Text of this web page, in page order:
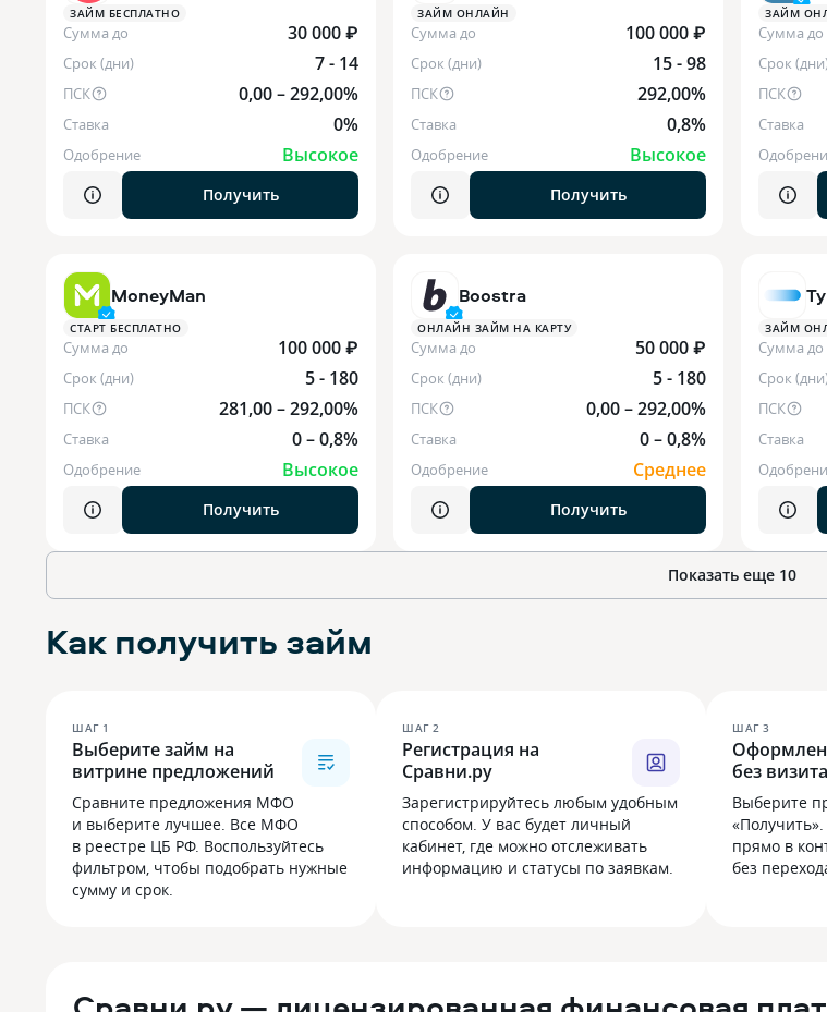
ЗАЙМ БЕСПЛАТНО
Сумма до 30 000 ₽
Срок (дни) 7 - 14
ПСК 0,00 – 292,00%
Ставка 0%
Одобрение Высокое
Получить
ЗАЙМ ОНЛАЙН
Сумма до 100 000 ₽
Срок (дни) 15 - 98
ПСК 292,00%
Ставка 0,8%
Одобрение Высокое
Получить
ЗАЙМ
Сумма до
Срок
ПСК
Ставка
MoneyMan
СТАРТ БЕСПЛАТНО
Сумма до 100 000 ₽
Срок (дни) 5 - 180
ПСК 281,00 – 292,00%
Ставка 0 – 0,8%
Одобрение Высокое
Получить
Boostra
ОНЛАЙН ЗАЙМ НА КАРТУ
Сумма до 50 000 ₽
Срок (дни) 5 - 180
ПСК 0,00 – 292,00%
Ставка 0 – 0,8%
Одобрение Среднее
Получить
ЗАЙМ
Сумма до
Срок
ПСК
Ставка
Показать еще 10
Как получить займ
ШАГ 1
Выберите займ на
витрине предложений
Сравните предложения МФО
и выберите лучшее. Все МФО
в реестре ЦБ РФ. Воспользуйтесь
фильтром, чтобы подобрать нужные
сумму и срок.
ШАГ 2
Регистрация на
Сравни.ру
Зарегистрируйтесь любым удобным
способом. У вас будет личный
кабинет, где можно отслеживать
информацию и статусы по заявкам.
ШАГ 3
без
Выберите
прямо в
без